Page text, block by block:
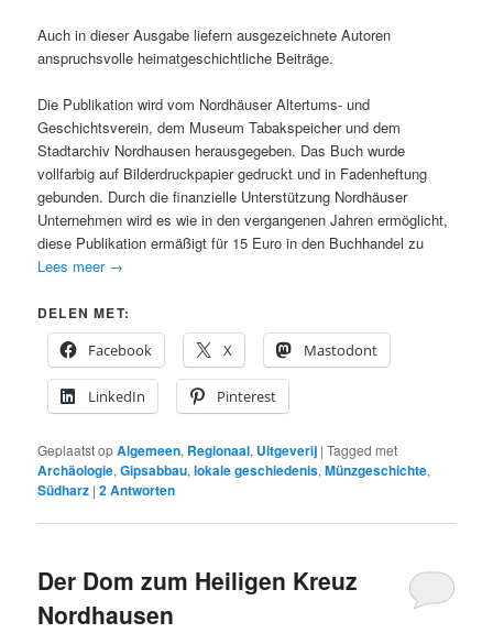
Auch in dieser Ausgabe liefern ausgezeichnete Autoren
anspruchsvolle heimatgeschichtliche Beiträge.
Die Publikation wird vom Nordhäuser Altertums- und
Geschichtsverein, dem Museum Tabakspeicher und dem
Stadtarchiv Nordhausen herausgegeben. Das Buch wurde
vollfarbig auf Bilderdruckpapier gedruckt und in Fadenheftung
gebunden. Durch die finanzielle Unterstützung Nordhäuser
Unternehmen wird es wie in den vergangenen Jahren ermöglicht,
diese Publikation ermäßigt für 15 Euro in den Buchhandel zu
Lees meer →
DELEN MET:
Facebook
X Mastodont
LinkedIn Pinterest
Geplaatst opAlgemeen, Regionaal, Uitgeverij |Tagged met
Archäologie,Gipsabbau,lokale geschiedenis,Münzgeschichte,
Südharz |2Antworten
Der Dom zum Heiligen Kreuz
Nordhausen